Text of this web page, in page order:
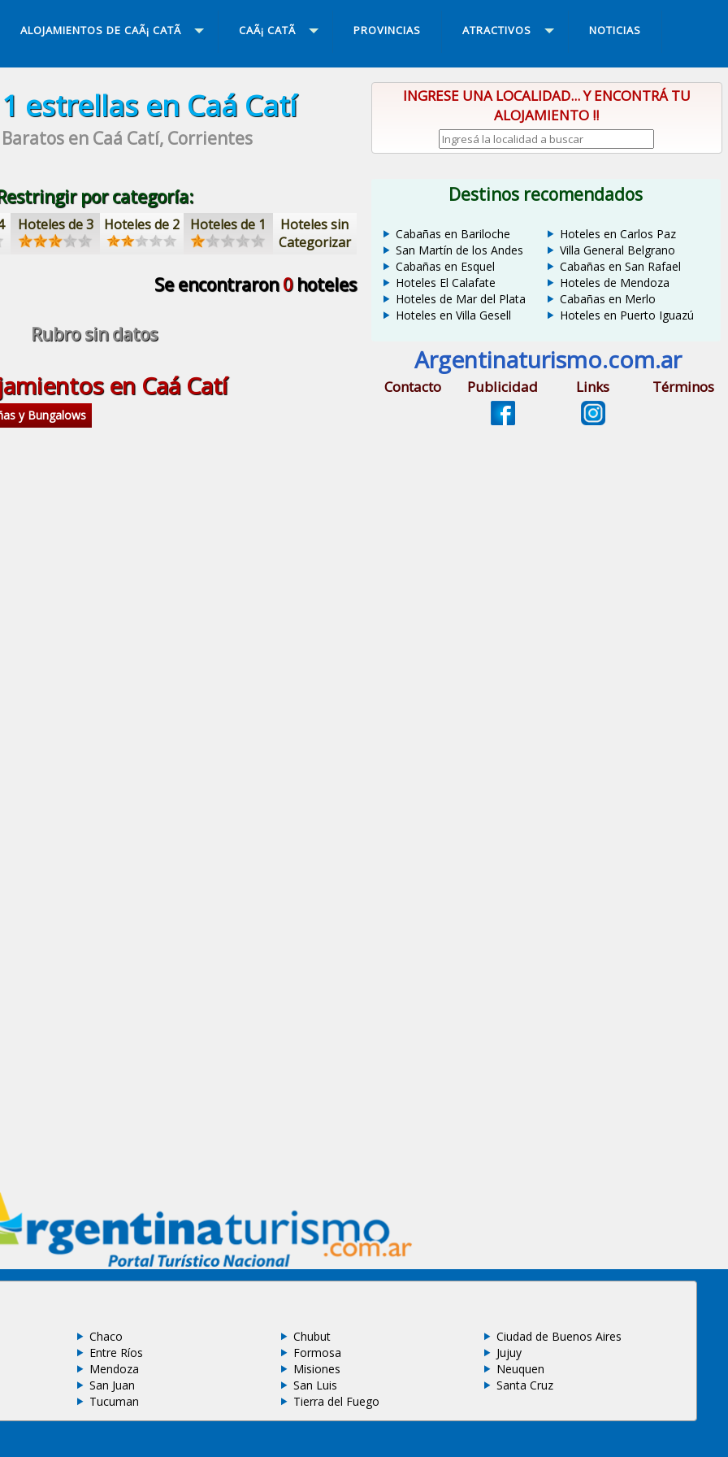
ALOJAMIENTOS DE CAÃ¡ CATÃ­ CAÃ¡ CATÃ­ PROVINCIAS ATRACTIVOS NOTICIAS
1 estrellasen Caá Catí
en Caá Catí, Corrientes
por categoría:
Hoteles de 3 Hoteles de 2 Hoteles de 1
Hoteles sin
Categorizar
Se encontraron0hoteles
Rubro sin datos
en Caá Catí
y Bungalows
INGRESE UNA LOCALIDAD... Y ENCONTRÁ TU
ALOJAMIENTO !!
Destinos recomendados
Cabañas en Bariloche
San Martín de los Andes
Cabañas en Esquel
Hoteles El Calafate
Hoteles de Mar del Plata
Hoteles en Villa Gesell
Hoteles en Carlos Paz
Villa General Belgrano
Cabañas en San Rafael
Hoteles de Mendoza
Cabañas en Merlo
Hoteles en Puerto Iguazú
Argentinaturismo.com.ar
Contacto Publicidad Links Términos
Chaco Chubut
Ciudad de Buenos Aires
Entre Ríos Formosa
Jujuy
Mendoza Misiones
Neuquen
San Juan San Luis
Santa Cruz
Tucuman Tierra del Fuego